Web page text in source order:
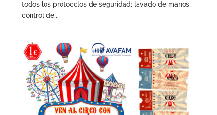
todos los protocolos de seguridad: lavado de manos,
control de...